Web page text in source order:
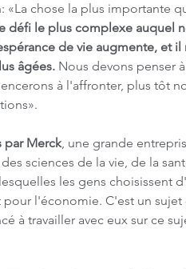
chose la plus importante
défi le plus complexe auquel
de vie augmente, et il
âgées. Nous devons penser
à l'affronter, plus tôt
par Merck, une grande
sciences de la vie, de la
les gens choisissent
l'économie. C'est un
à travailler avec eux sur ce